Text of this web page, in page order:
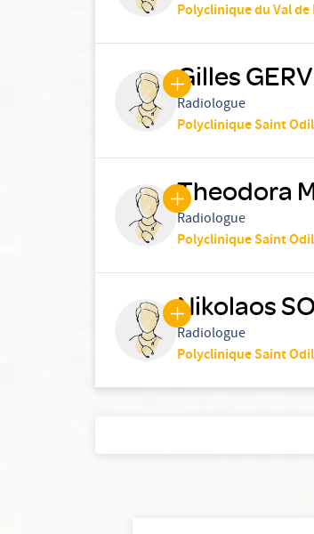
Polyclinique du Val
Gilles
Radiologue
Polyclinique Saint
Theodora
Radiologue
Polyclinique Saint
Nikolaos
Radiologue
Polyclinique Saint